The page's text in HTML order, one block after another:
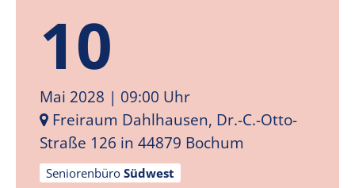
10
Mai 2028 | 09:00 Uhr
Freiraum Dahlhausen, Dr.-C.-Otto-
Straße 126 in 44879 Bochum
Seniorenbüro Südwest